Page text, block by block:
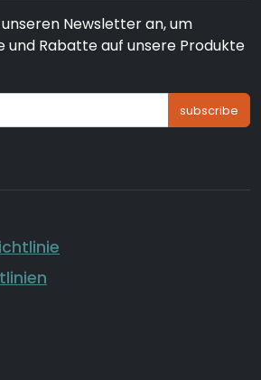
Newsletter an, um
und Rabatte auf unsere Produkte
subscribe